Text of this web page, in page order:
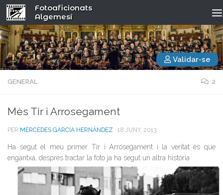
Fotoaficionats
Algemesí
Validar-se
GENERAL 2
Mès Tir i Arrosegament
PER MERCEDES GARCÍA HERNÁNDEZ · 18 JUNY, 2013
Ha segut el meu primer Tir i Arrosegament i la veritat és que
engantxa, després tractar la foto ja ha segut un altra història